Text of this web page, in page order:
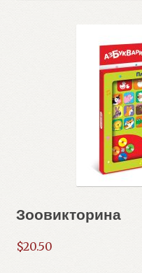
Зоовикторина
$20.50